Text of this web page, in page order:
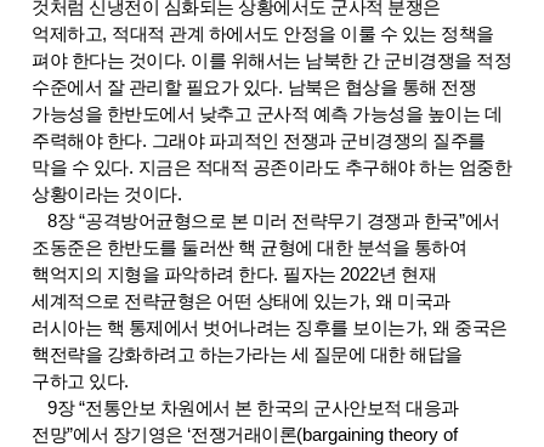
것처럼 신냉전이 심화되는 상황에서도 군사적 분쟁은
억제하고, 적대적 관계 하에서도 안정을 이룰 수 있는 정책을
펴야 한다는 것이다. 이를 위해서는 남북한 간 군비경쟁을 적정
수준에서 잘 관리할 필요가 있다. 남북은 협상을 통해 전쟁
가능성을 한반도에서 낮추고 군사적 예측 가능성을 높이는 데
주력해야 한다. 그래야 파괴적인 전쟁과 군비경쟁의 질주를
막을 수 있다. 지금은 적대적 공존이라도 추구해야 하는 엄중한
상황이라는 것이다.
8장“공격방어균형으로 본 미러 전략무기 경쟁과 한국”에서
조동준은 한반도를 둘러싼 핵 균형에 대한 분석을 통하여
핵억지의 지형을 파악하려 한다. 필자는2022년 현재
세계적으로 전략균형은 어떤 상태에 있는가,왜 미국과
러시아는 핵 통제에서 벗어나려는 징후를 보이는가,왜 중국은
핵전략을 강화하려고 하는가라는 세 질문에 대한 해답을
구하고 있다.
9장“전통안보 차원에서 본 한국의 군사안보적 대응과
전망”에서 장기영은 ‘전쟁거래이론(bargaining theory of